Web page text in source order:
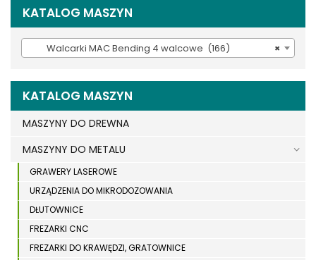
KATALOG MASZYN
×
Walcarki MAC Bending 4 walcowe (166)
KATALOG MASZYN
MASZYNY DO DREWNA
MASZYNY DO METALU
GRAWERY LASEROWE
URZĄDZENIA DO MIKRODOZOWANIA
DŁUTOWNICE
FREZARKI CNC
FREZARKI DO KRAWĘDZI, GRATOWNICE